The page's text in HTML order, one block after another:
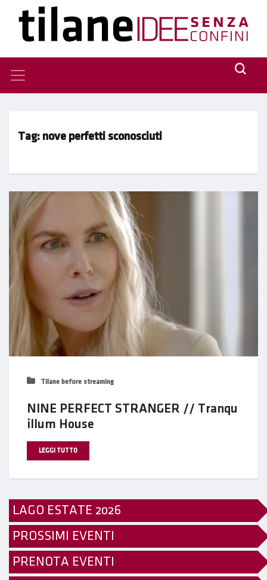
Tag: nove perfetti sconosciuti
Tilane before streaming
NINE PERFECT STRANGER // Tranqu
illum House
LEGGI TUTTO
LAGO ESTATE 2026
PROSSIMI EVENTI
PRENOTA EVENTI